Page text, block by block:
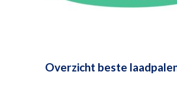
Overzicht beste